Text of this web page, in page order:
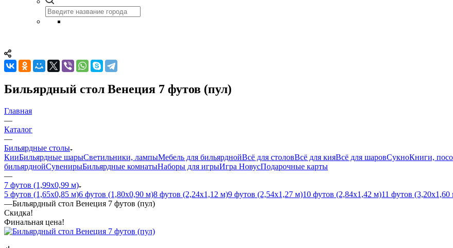
Бильярдный стол Венеция 7 футов (пул)
Главная
—
Каталог
—
Бильярдные столы
КииБильярдные шарыСветильники, лампыМебель для бильярднойВсё для столовВсё для кияВсё для шаровСукноКниги,
бильярднойСувенирыБильярдные комнатыНаборы для игрыИгра НовусПодарочные карты
—
7 футов (1,99х0,99 м)
5 футов (1,65х0,85 м)6 футов (1,80х0,90 м)8 футов (2,24х1,12 м)9 футов (2,54х1,27 м)10 футов (2,84х1,42 м)11 футов (3,20х1,60
—Бильярдный стол Венеция 7 футов (пул)
Скидка!
Финальная цена!